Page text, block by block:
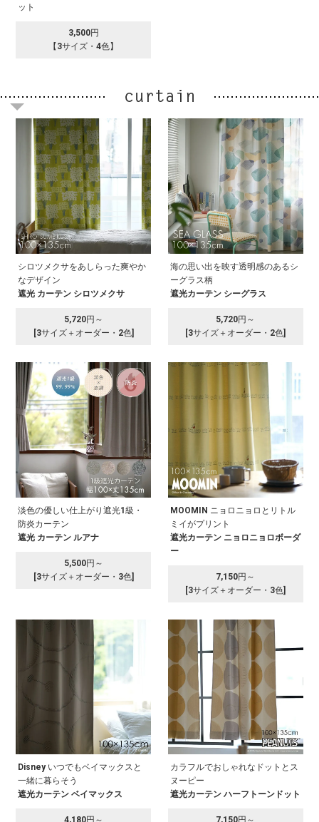
ット
3,500円
【3サイズ・4色】
シロツメクサをあしらった爽やか
なデザイン
遮光 カーテン シロツメクサ
5,720円～
[3サイズ＋オーダー・2色]
海の思い出を映す透明感のあるシ
ーグラス柄
遮光カーテン シーグラス
5,720円～
[3サイズ＋オーダー・2色]
淡色の優しい仕上がり遮光1級・
防炎カーテン
遮光 カーテン ルアナ
5,500円～
[3サイズ＋オーダー・3色]
MOOMIN ニョロニョロとリトル
ミイがプリント
遮光カーテン ニョロニョロボーダ
ー
7,150円～
[3サイズ＋オーダー・3色]
Disney いつでもベイマックスと
一緒に暮らそう
遮光カーテン ベイマックス
4,180円～
カラフルでおしゃれなドットとス
ヌーピー
遮光カーテン ハーフトーンドット
7,150円～